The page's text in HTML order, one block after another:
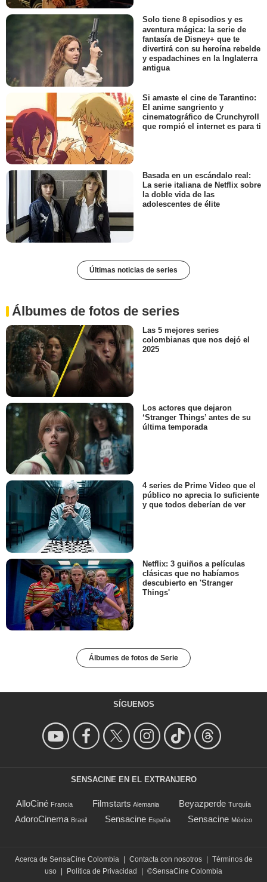
Solo tiene 8 episodios y es
aventura mágica: la serie de
fantasía de Disney+ que te
divertirá con su heroína rebelde
y espadachines en la Inglaterra
antigua
Si amaste el cine de Tarantino:
El anime sangriento y
cinematográfico de Crunchyroll
que rompió el internet es para ti
Basada en un escándalo real:
La serie italiana de Netflix sobre
la doble vida de las
adolescentes de élite
Últimas noticias de series
Álbumes de fotos de series
Las 5 mejores series
colombianas que nos dejó el
2025
Los actores que dejaron
‘Stranger Things’ antes de su
última temporada
4 series de Prime Video que el
público no aprecia lo suficiente
y que todos deberían de ver
Netflix: 3 guiños a películas
clásicas que no habíamos
descubierto en 'Stranger
Things'
Álbumes de fotos de Serie
SÍGUENOS
SENSACINE EN EL EXTRANJERO
AlloCiné Francia Filmstarts Alemania Beyazperde Turquía
AdoroCinema Brasil Sensacine España Sensacine México
Acerca de SensaCine Colombia Contacta con nosotros
Términos de
uso
Política de Privacidad ©SensaCine Colombia